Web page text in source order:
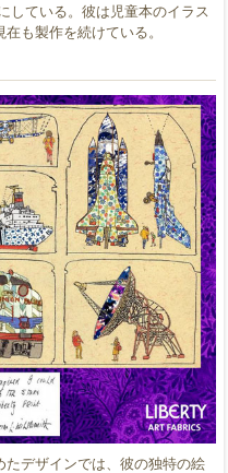
している。彼は児童本のイラス
も製作を続けている。
デザインでは、彼の独特の絵